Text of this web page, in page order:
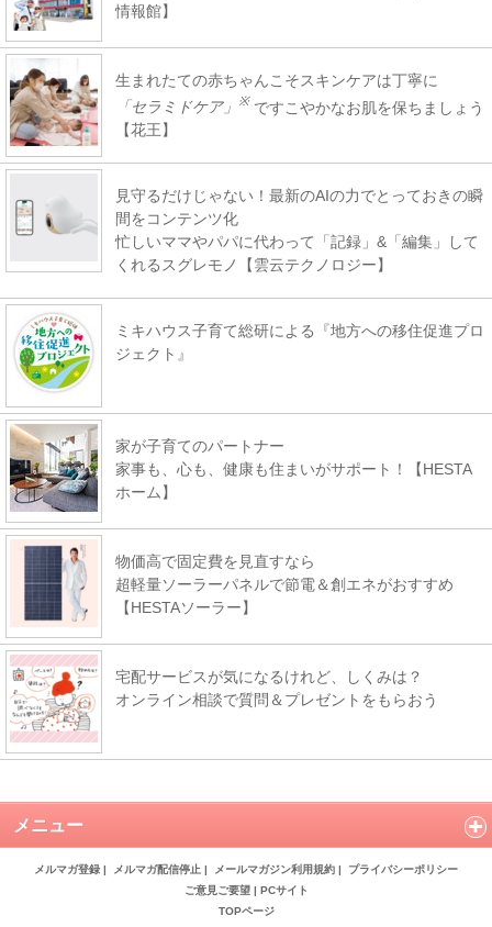
情報館】
生まれたての赤ちゃんこそスキンケアは丁寧に
「セラミドケア」
※ ですこやかなお肌を保ちましょう
【花王】
見守るだけじゃない！最新のAIの力でとっておきの瞬
間をコンテンツ化
忙しいママやパパに代わって「記録」&「編集」して
くれるスグレモノ【雲云テクノロジー】
ミキハウス子育て総研による『地方への移住促進プロ
ジェクト』
家が子育てのパートナー
家事も、心も、健康も住まいがサポート！【HESTA
ホーム】
物価高で固定費を見直すなら
超軽量ソーラーパネルで節電＆創エネがおすすめ
【HESTAソーラー】
宅配サービスが気になるけれど、しくみは？
オンライン相談で質問＆プレゼントをもらおう
メニュー
メルマガ登録 | メルマガ配信停止 | メールマガジン利用規約 | プライバシーポリシー
ご意見ご要望| PCサイト
TOPページ